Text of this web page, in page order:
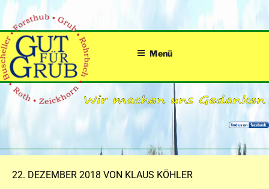
Zum
Inhalt
springen
Menü
VERÖFFENTLICHT
22. DEZEMBER 2018 VON KLAUS KÖHLER